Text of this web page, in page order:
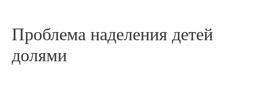
Проблема наделения детей
долями